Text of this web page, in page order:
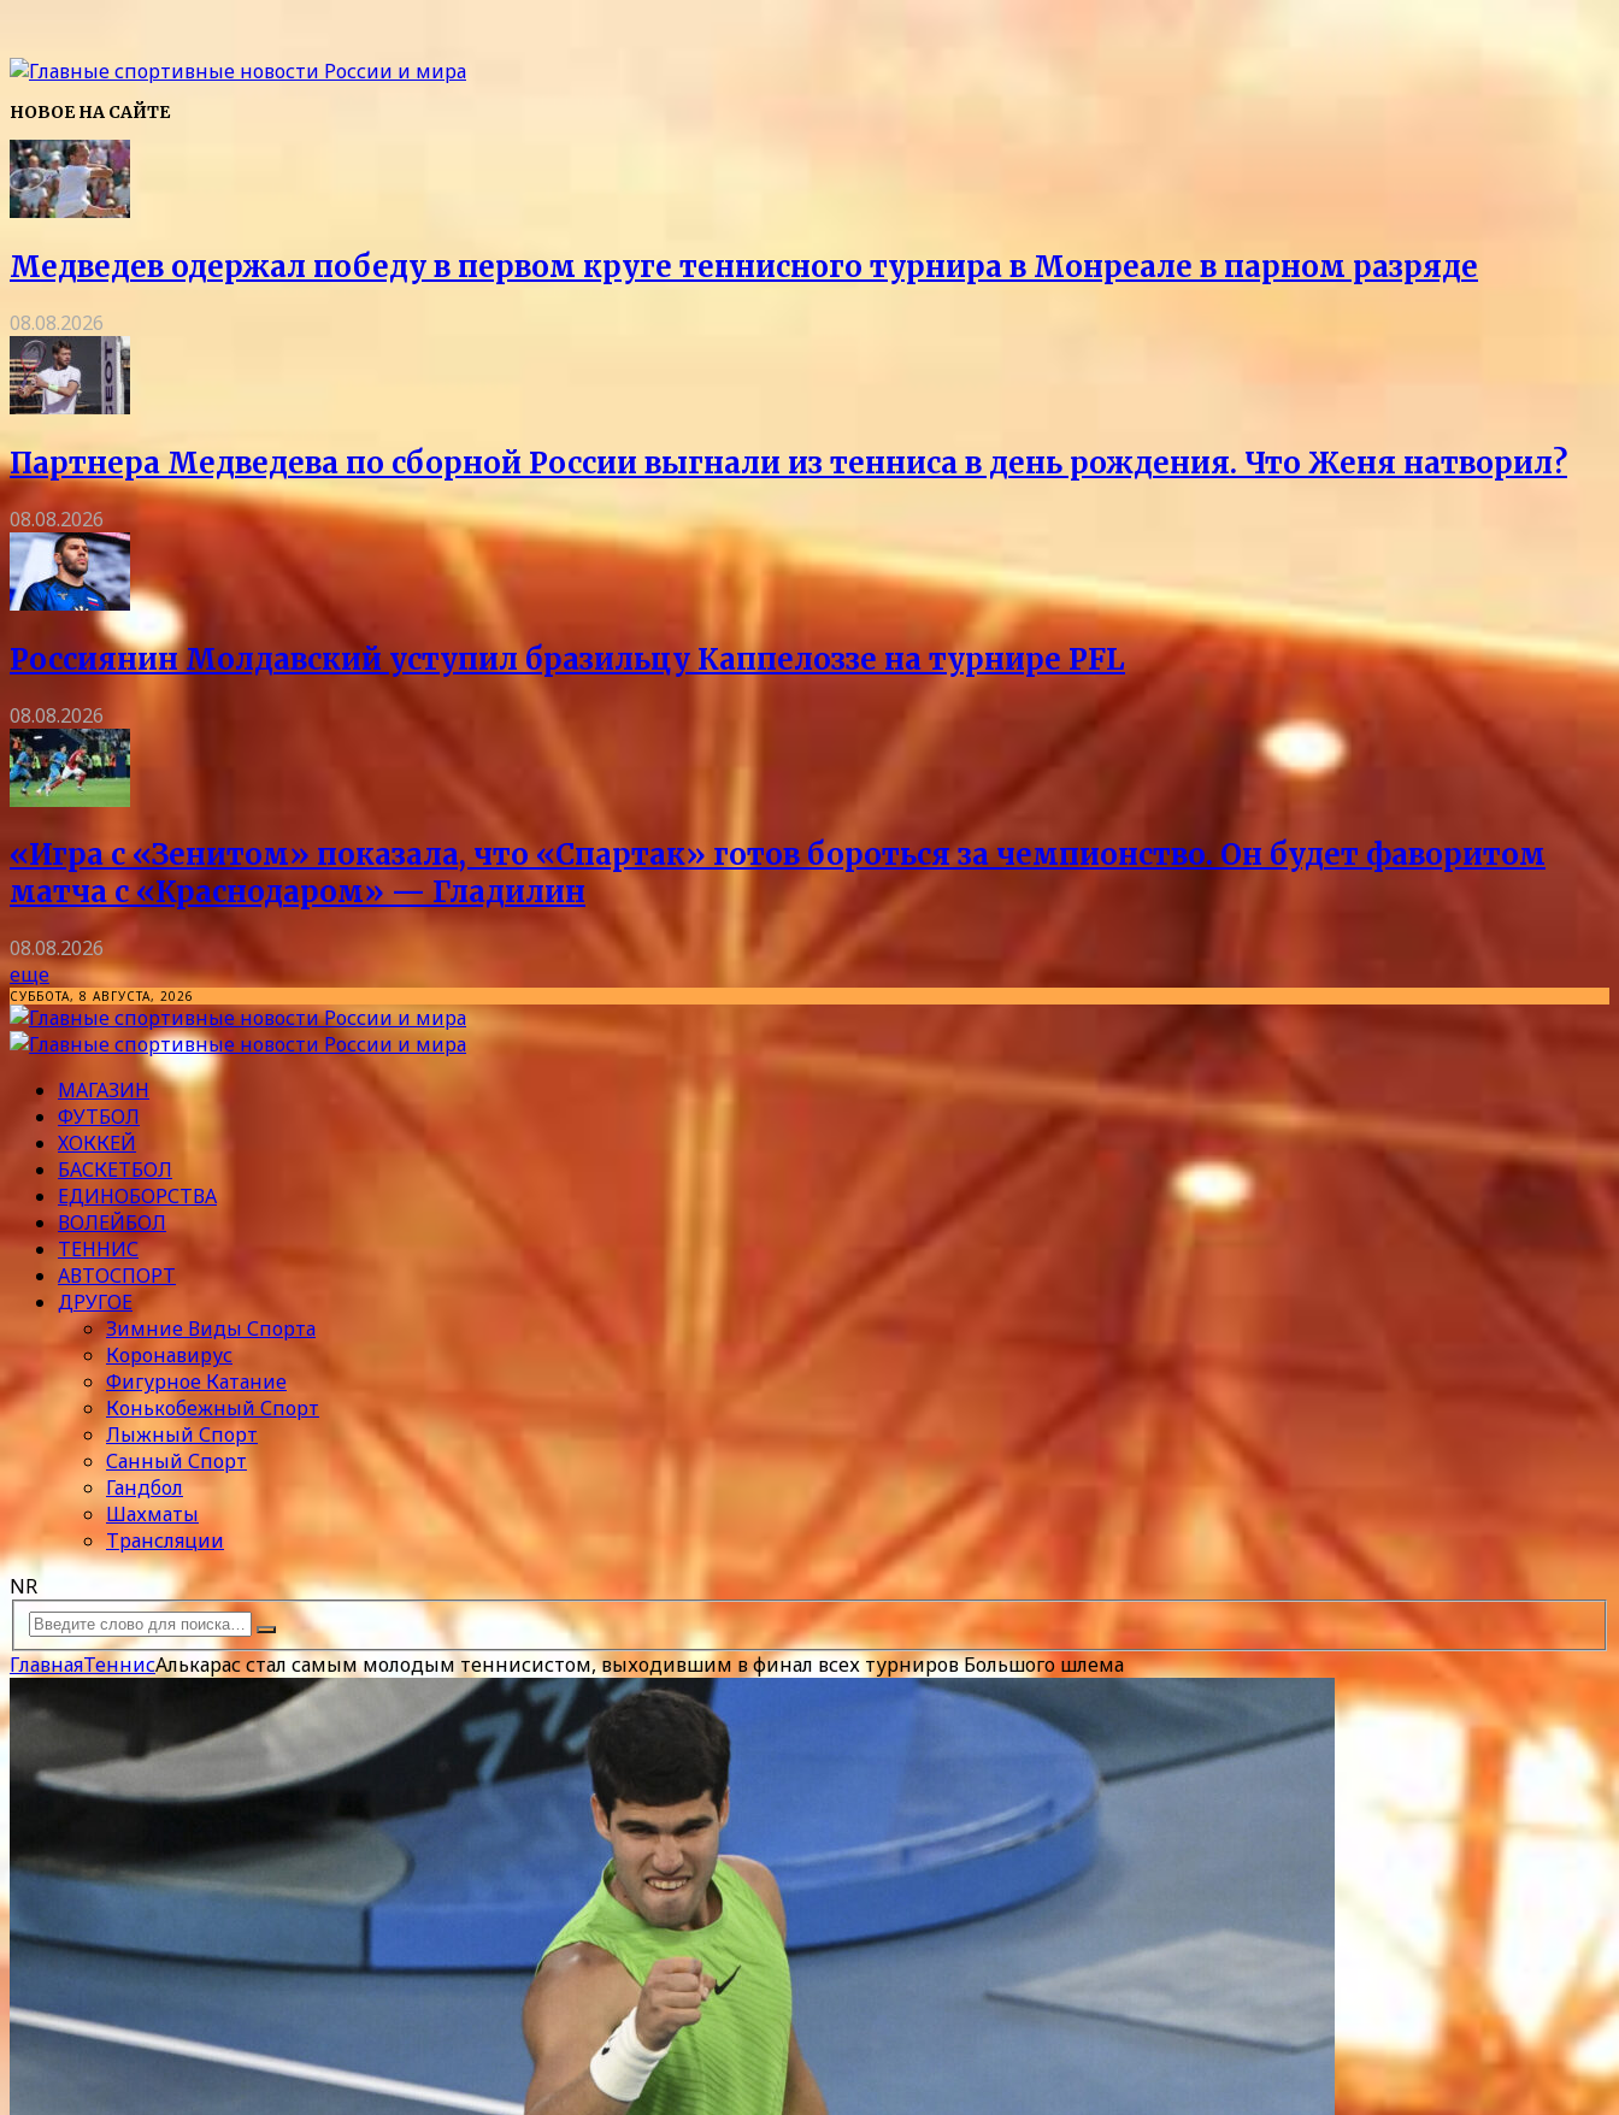
НОВОЕ НА САЙТЕ
Медведев одержал победу в первом круге теннисного турнира в Монреале в парном разряде
08.08.2026
Партнера Медведева по сборной России выгнали из тенниса в день рождения. Что Женя натворил?
08.08.2026
Россиянин Молдавский уступил бразильцу Каппелоззе на турнире PFL
08.08.2026
«Игра с «Зенитом» показала, что «Спартак» готов бороться за чемпионство. Он будет фаворитом
матча с «Краснодаром» — Гладилин
08.08.2026
еще
СУББОТА, 8 АВГУСТА, 2026
МАГАЗИН
ФУТБОЛ
ХОККЕЙ
БАСКЕТБОЛ
ЕДИНОБОРСТВА
ВОЛЕЙБОЛ
ТЕННИС
АВТОСПОРТ
ДРУГОЕ
Зимние Виды Спорта
Коронавирус
Фигурное Катание
Конькобежный Спорт
Лыжный Спорт
Санный Спорт
Гандбол
Шахматы
Трансляции
NR
ГлавнаяТеннисАлькарас стал самым молодым теннисистом, выходившим в финал всех турниров Большого шлема